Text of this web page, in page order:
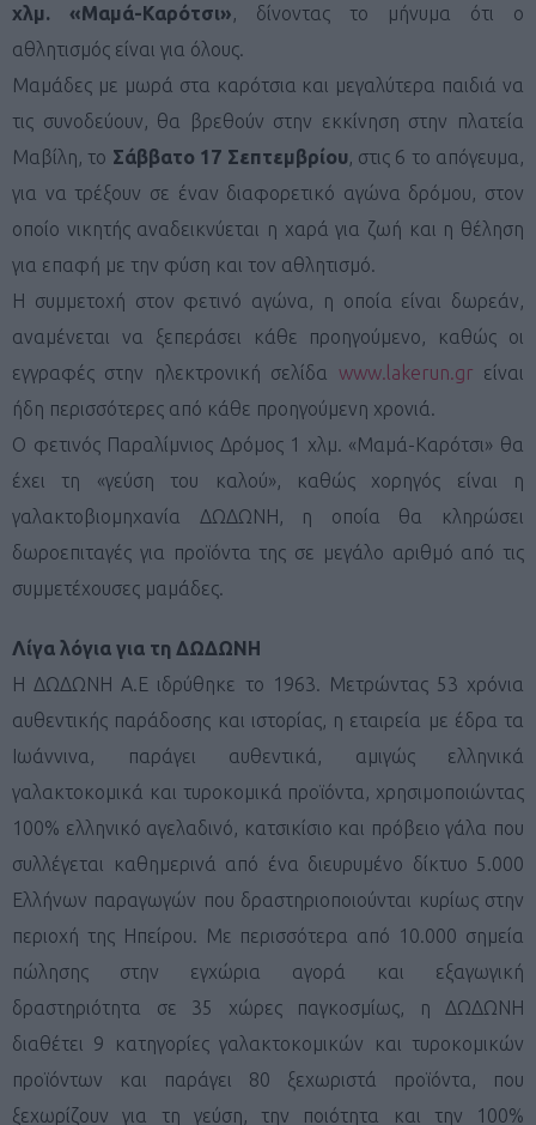
χλμ. «Μαμά-Καρότσι», δίνοντας το μήνυμα ότι ο
αθλητισμός είναι για όλους.
Μαμάδες με μωρά στα καρότσια και μεγαλύτερα παιδιά να
τις συνοδεύουν, θα βρεθούν στην εκκίνηση στην πλατεία
Μαβίλη, το Σάββατο 17 Σεπτεμβρίου, στις 6 το απόγευμα,
για να τρέξουν σε έναν διαφορετικό αγώνα δρόμου, στον
οποίο νικητής αναδεικνύεται η χαρά για ζωή και η θέληση
για επαφή με την φύση και τον αθλητισμό.
Η συμμετοχή στον φετινό αγώνα, η οποία είναι δωρεάν,
αναμένεται να ξεπεράσει κάθε προηγούμενο, καθώς οι
εγγραφές στην ηλεκτρονική σελίδα www.lakerun.gr είναι
ήδη περισσότερες από κάθε προηγούμενη χρονιά.
Ο φετινός Παραλίμνιος Δρόμος 1 χλμ. «Μαμά-Καρότσι» θα
έχει τη «γεύση του καλού», καθώς χορηγός είναι η
γαλακτοβιομηχανία ΔΩΔΩΝΗ, η οποία θα κληρώσει
δωροεπιταγές για προϊόντα της σε μεγάλο αριθμό από τις
συμμετέχουσες μαμάδες.
Λίγα λόγια για τη ΔΩΔΩΝΗ
Η ΔΩΔΩΝΗ Α.Ε ιδρύθηκε το 1963. Μετρώντας 53 χρόνια
αυθεντικής παράδοσης και ιστορίας, η εταιρεία με έδρα τα
Ιωάννινα, παράγει αυθεντικά, αμιγώς ελληνικά
γαλακτοκομικά και τυροκομικά προϊόντα, χρησιμοποιώντας
100% ελληνικό αγελαδινό, κατσικίσιο και πρόβειο γάλα που
συλλέγεται καθημερινά από ένα διευρυμένο δίκτυο 5.000
Ελλήνων παραγωγών που δραστηριοποιούνται κυρίως στην
περιοχή της Ηπείρου. Με περισσότερα από 10.000 σημεία
πώλησης στην εγχώρια αγορά και εξαγωγική
δραστηριότητα σε 35 χώρες παγκοσμίως, η ΔΩΔΩΝΗ
διαθέτει 9 κατηγορίες γαλακτοκομικών και τυροκομικών
προϊόντων και παράγει 80 ξεχωριστά προϊόντα, που
ξεχωρίζουν για τη γεύση, την ποιότητα και την 100%